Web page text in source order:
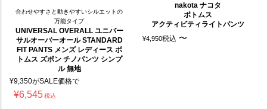
合わせやすさと動きやすいシルエットの
万能タイプ
UNIVERSAL OVERALL ユニバー
サルオーバーオール STANDARD
FIT PANTS メンズ レディース ボ
トムス ズボン チノパンツ シンプ
ル 無地
¥9,350がSALE価格で
¥6,545税込
nakota ナコタ
ボトムス
アクティビティライトパンツ
¥4,950税込 〜